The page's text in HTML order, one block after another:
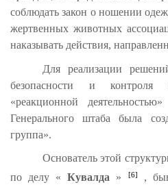
соблюдать закон о ношении
жертвенных животных
наказывать действия,
Для реализации
безопасности и
«реакционной
Генерального штаба была
группа».
Основатель этой
по делу «
Кувалда » [6]
,